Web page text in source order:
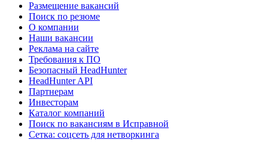
Размещение вакансий
Поиск по резюме
О компании
Наши вакансии
Реклама на сайте
Требования к ПО
Безопасный HeadHunter
HeadHunter API
Партнерам
Инвесторам
Каталог компаний
Поиск по вакансиям в Исправной
Сетка: соцсеть для нетворкинга